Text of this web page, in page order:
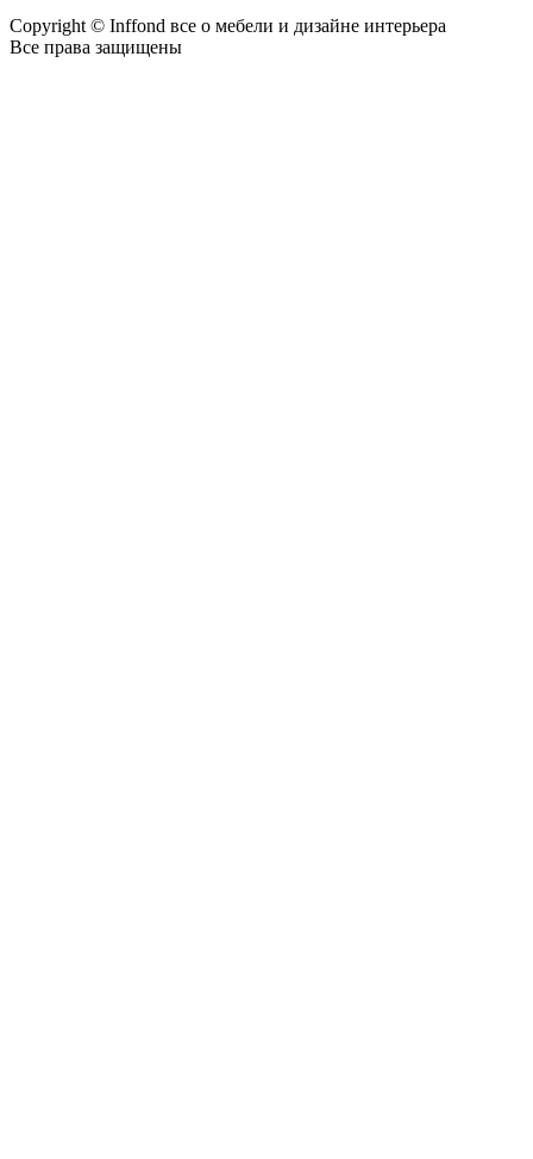
Copyright © Inffond все о мебели и дизайне интерьера
Все права защищены